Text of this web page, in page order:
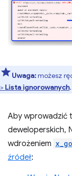
Uwaga:możesz
> Lista ignorowanych.
Aby wprowadzić
deweloperskich,
wdrożeniem
źródeł: